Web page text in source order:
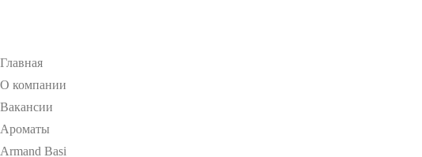
Главная
О компании
Вакансии
Ароматы
Armand Basi